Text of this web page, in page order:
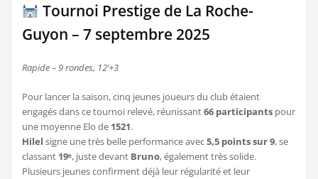
Tournoi Prestige de La Roche-
Guyon – 7 septembre 2025
Rapide – 9 rondes, 12’+3
Pour lancer la saison, cinq jeunes joueurs du club étaient
engagés dans ce tournoi relevé, réunissant66 participants pour
une moyenne Elo de 1521.
Hilel signe une très belle performance avec5,5 points sur 9, se
classant 19ᵉ, juste devant Bruno, également très solide.
Plusieurs jeunes confirment déjà leur régularité et leur